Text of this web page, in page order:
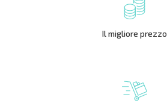
Il migliore prezzo